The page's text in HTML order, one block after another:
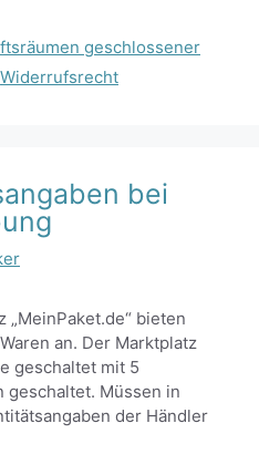
geschlossener
Widerrufsrecht
bei
bieten
an. Der Marktplatz
geschaltet mit 5
geschaltet. Müssen in
der Händler